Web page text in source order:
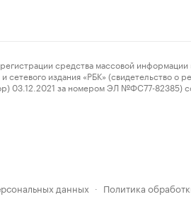
средства массовой информации
издания «РБК» (свидетельство о
03.12.2021 за номером ЭЛ №ФС77-82385)
данных · Политика